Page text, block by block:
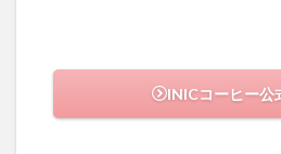
INICコーヒー公